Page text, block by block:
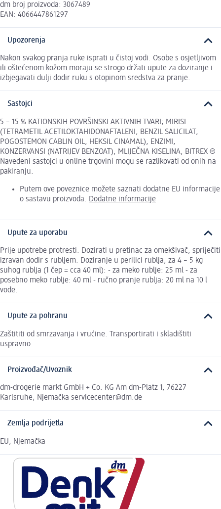
dm broj proizvoda: 3067489
EAN: 4066447861297
Upozorenja
Nakon svakog pranja ruke isprati u čistoj vodi. Osobe s osjetljivom
ili oštećenom kožom moraju se strogo držati upute za doziranje i
izbjegavati dulji dodir ruku s otopinom sredstva za pranje.
Sastojci
5 – 15 % KATIONSKIH POVRŠINSKI AKTIVNIH TVARI; MIRISI
(TETRAMETIL ACETILOKTAHIDONAFTALENI, BENZIL SALICILAT,
POGOSTEMON CABLIN OIL, HEKSIL CINAMAL), ENZIMI,
KONZERVANSI (NATRIJEV BENZOAT), MLIJEČNA KISELINA, BITREX ®
Navedeni sastojci u online trgovini mogu se razlikovati od onih na
pakiranju.
Putem ove poveznice možete saznati dodatne EU informacije
o sastavu proizvoda. Dodatne informacije
Upute za uporabu
Prije upotrebe protresti. Dozirati u pretinac za omekšivač, spriječiti
izravan dodir s rubljem. Doziranje u perilici rublja, za 4 – 5 kg
suhog rublja (1 čep = cca 40 ml): - za meko rublje: 25 ml - za
posebno meko rublje: 40 ml - ručno pranje rublja: 20 ml na 10 l
vode.
Upute za pohranu
Zaštititi od smrzavanja i vrućine. Transportirati i skladištiti
uspravno.
Proizvođač/Uvoznik
dm-drogerie markt GmbH + Co. KG Am dm-Platz 1, 76227
Karlsruhe, Njemačka servicecenter@dm.de
Zemlja podrijetla
EU, Njemačka